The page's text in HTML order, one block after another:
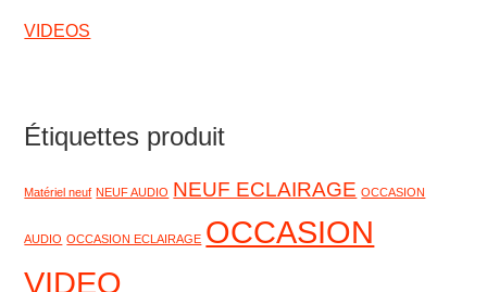
VIDEOS
Étiquettes produit
Matériel neuf NEUF AUDIO NEUF ECLAIRAGE OCCASION
AUDIO OCCASION ECLAIRAGE OCCASION
VIDEO